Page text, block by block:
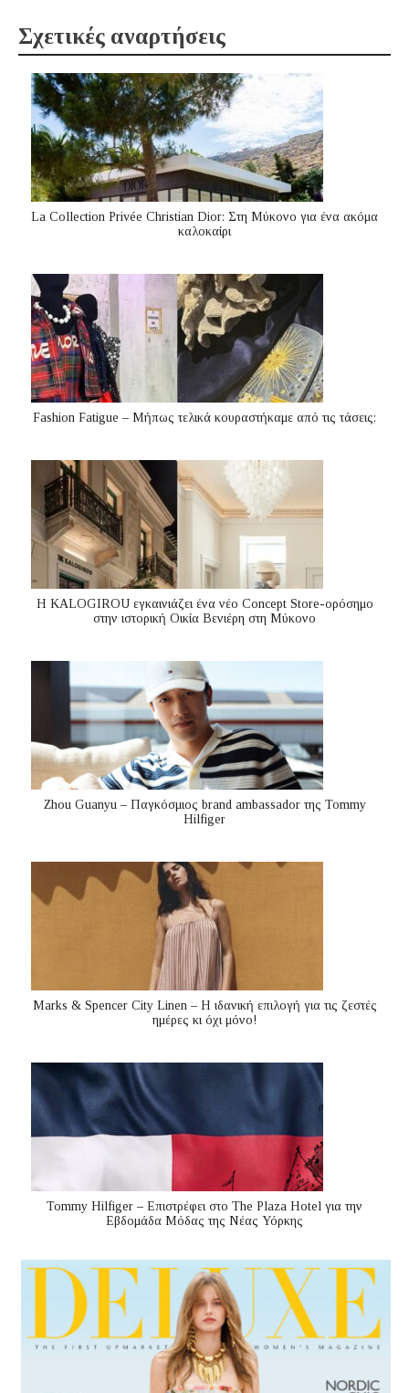
Σχετικές αναρτήσεις
La Collection Privée Christian Dior: Στη Μύκονο για ένα ακόμα
καλοκαίρι
Fashion Fatigue – Μήπως τελικά κουραστήκαμε από τις τάσεις;
Η KALOGIROU εγκαινιάζει ένα νέο Concept Store-ορόσημο
στην ιστορική Οικία Βενιέρη στη Μύκονο
Zhou Guanyu – Παγκόσμιος brand ambassador της Tommy
Hilfiger
Marks & Spencer City Linen – Η ιδανική επιλογή για τις ζεστές
ημέρες κι όχι μόνο!
Tommy Hilfiger – Επιστρέφει στο The Plaza Hotel για την
Εβδομάδα Μόδας της Νέας Υόρκης